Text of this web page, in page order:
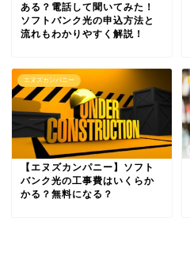
ある？電話して聞いてみた！
ソフトバンク光の申込方法と
流れもわかりやすく解説！
エヌズカンパニー
【エヌズカンパニー】ソフト
バンク光の工事費はいくらか
かる？無料になる？